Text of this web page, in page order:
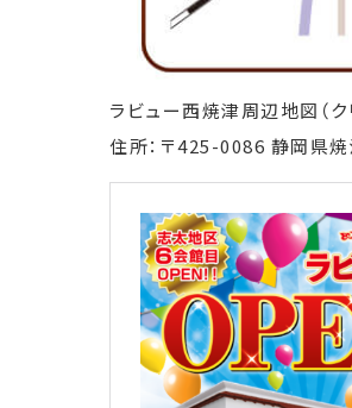
ラビュー西焼津周辺地図（
住所：〒425-0086 静岡県焼